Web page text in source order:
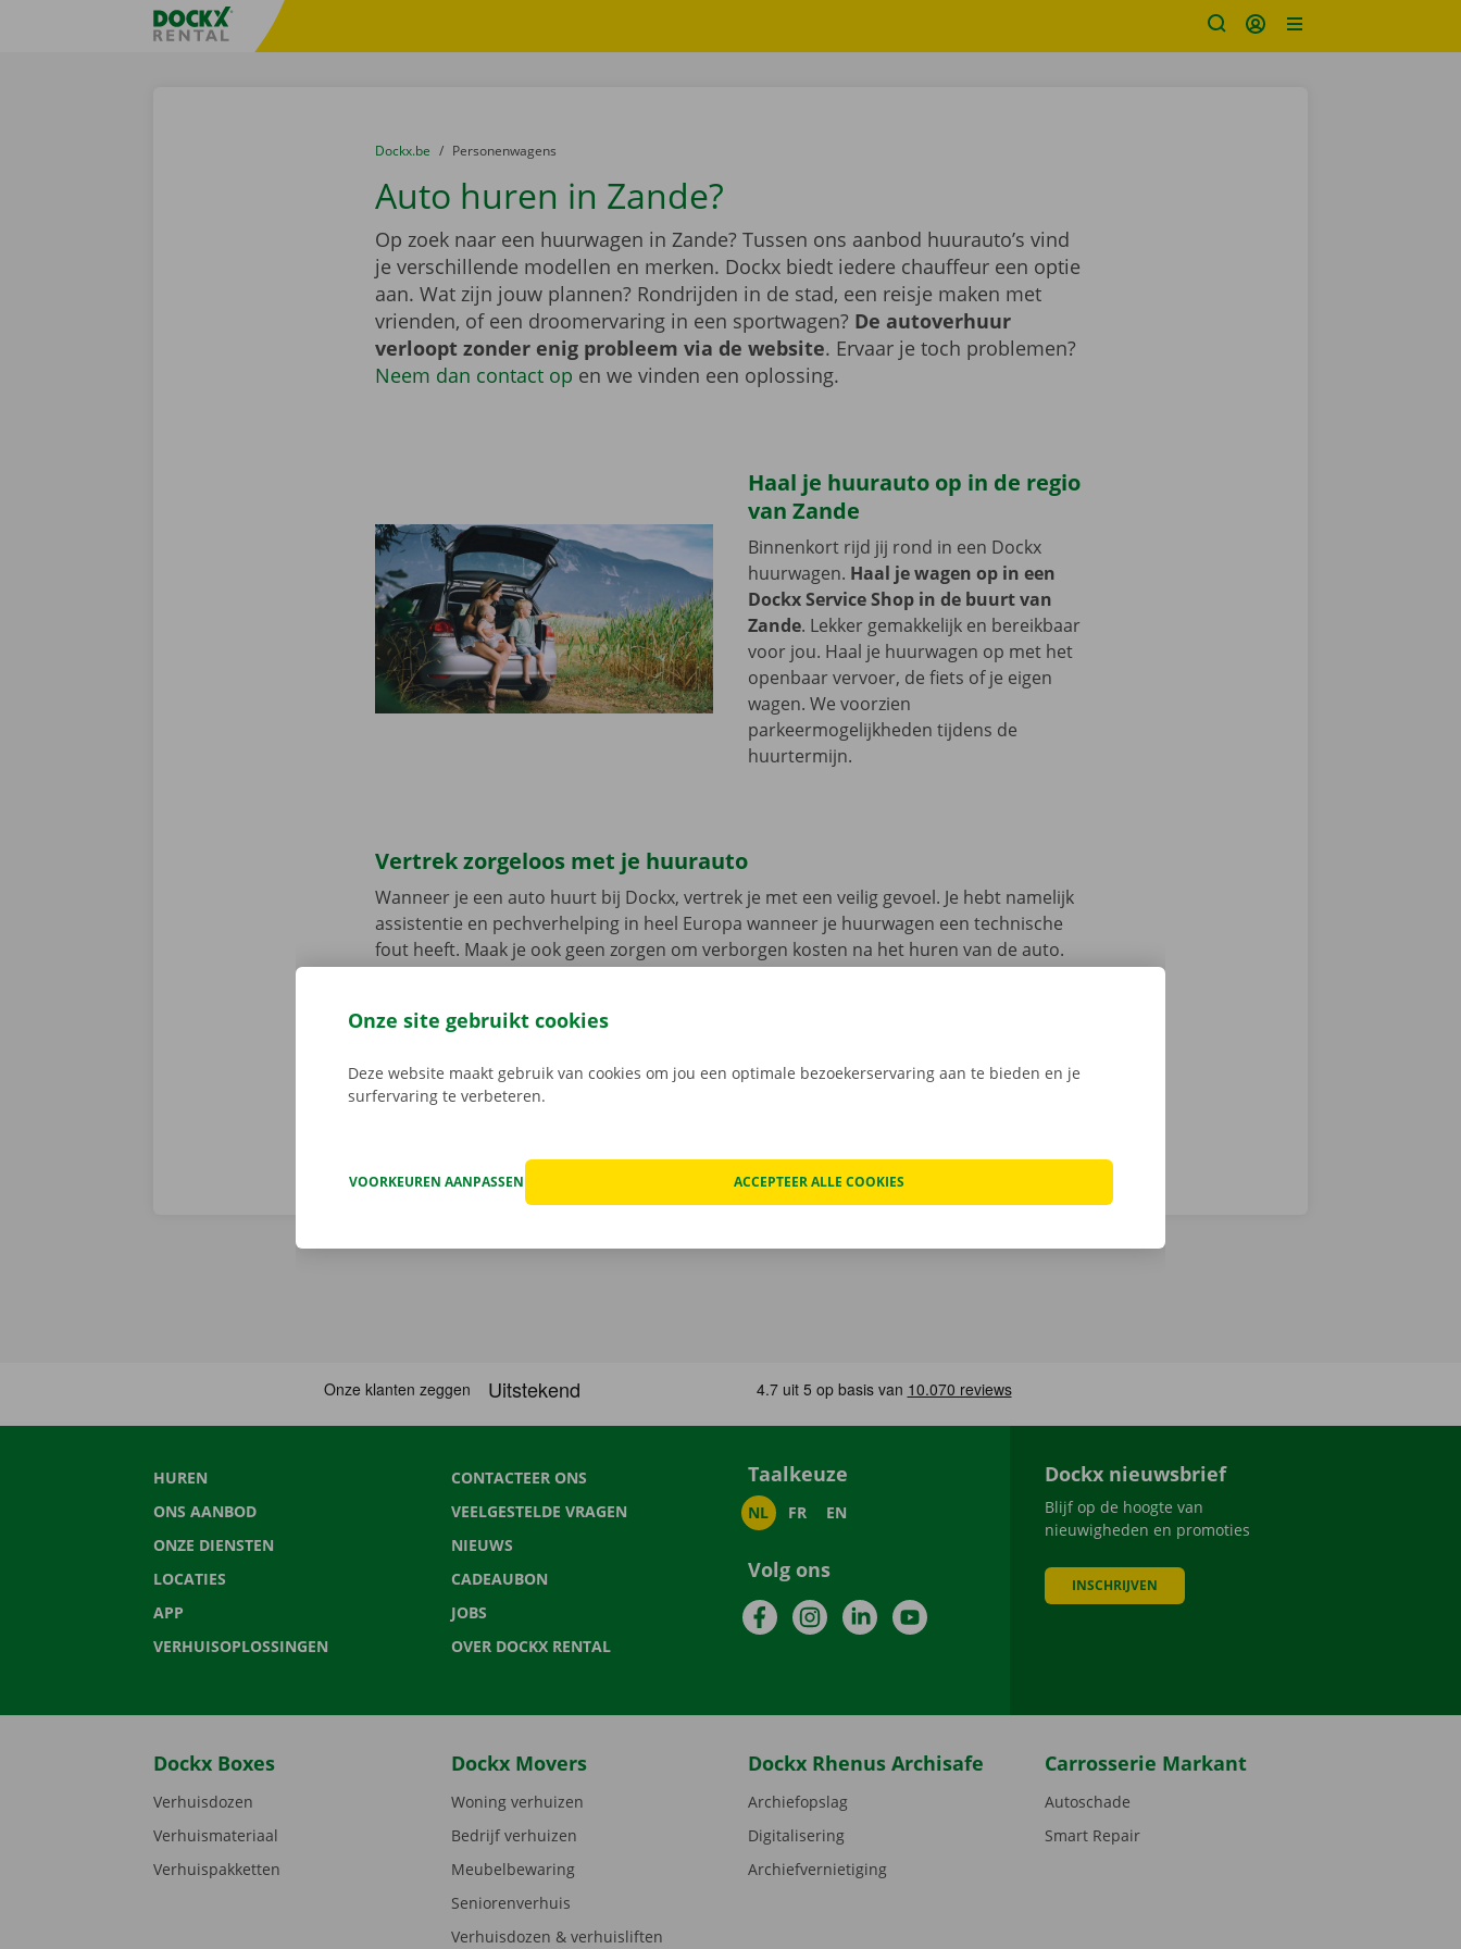
Taalselectie overslaanFratello DEMO
U bevindt zich hier:
van
Dockx.be naar
Personenwagens
Auto huren in Zande?
Op zoek naar een huurwagen in Zande? Tussen ons aanbod huurauto’s vind
je verschillende modellen en merken. Dockx biedt iedere chauffeur een optie
aan. Wat zijn jouw plannen? Rondrijden in de stad, een reisje maken met
vrienden, of een droomervaring in een sportwagen? De autoverhuur
verloopt zonder enig probleem via de website. Ervaar je toch problemen?
Neem dan contact op en we vinden een oplossing.
Haal je huurauto op in de regio
van Zande
Binnenkort rijd jij rond in een Dockx
huurwagen. Haal je wagen op in een
Dockx Service Shop in de buurt van
Zande. Lekker gemakkelijk en bereikbaar
voor jou. Haal je huurwagen op met het
openbaar vervoer, de fiets of je eigen
wagen. We voorzien
parkeermogelijkheden tijdens de
huurtermijn.
Vertrek zorgeloos met je huurauto
Wanneer je een auto huurt bij Dockx, vertrek je met een veilig gevoel. Je hebt namelijk
assistentie en pechverhelping in heel Europa wanneer je huurwagen een technische
fout heeft. Maak je ook geen zorgen om verborgen kosten na het huren van de auto.
HUREN
ONS AANBOD
ONZE DIENSTEN
LOCATIES
APP
VERHUISOPLOSSINGEN
CONTACTEER ONS
VEELGESTELDE VRAGEN
NIEUWS
CADEAUBON
JOBS
OVER DOCKX RENTAL
Taalkeuze
NL FR EN
Volg ons
FacebookInstagramLinkedInYouTube
Dockx nieuwsbrief
Blijf op de hoogte van
nieuwigheden en promoties
INSCHRIJVEN
Dockx Boxes
Verhuisdozen
Verhuismateriaal
Verhuispakketten
Dockx Movers
Woning verhuizen
Bedrijf verhuizen
Meubelbewaring
Seniorenverhuis
Verhuisdozen & verhuisliften
Dockx Rhenus Archisafe
Archiefopslag
Digitalisering
Archiefvernietiging
Carrosserie Markant
Autoschade
Smart Repair
Onze site gebruikt cookies
Deze website maakt gebruik van cookies om jou een optimale bezoekerservaring aan te bieden en je
surfervaring te verbeteren.
VOORKEUREN AANPASSEN ACCEPTEER ALLE COOKIES